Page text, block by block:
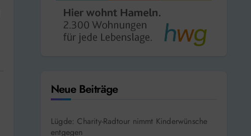
Neue Beiträge
Lügde: Charity-Radtour nimmt Kinderwünsche
entgegen